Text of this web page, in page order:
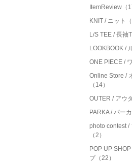
ItemReview（
KNIT / ニット（
L/S TEE / 長袖
LOOKBOOK /
ONE PIECE /
Online Store /
（14）
OUTER / アウ
PARKA / パー
photo contest /
（2）
POP UP
プ（22）